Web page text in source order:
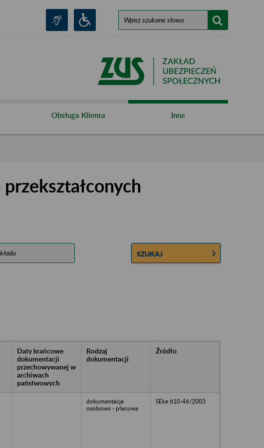
Obsługa Klienta Inne
SZUKAJ
Daty krańcowe
dokumentacji
przechowywanej w
archiwach
państwowych
Rodzaj
dokumentacji
Źródło
dokumentacja
osobowo - płacowa
SEke 610-46/2003